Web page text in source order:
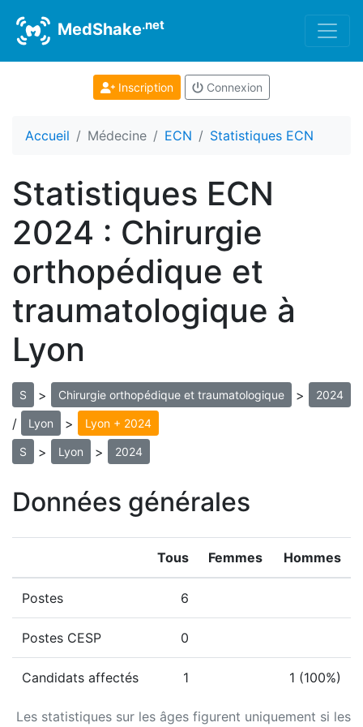
MedShake.net
Inscription Connexion
Accueil Médecine ECN Statistiques ECN
Statistiques ECN
2024 : Chirurgie
orthopédique et
traumatologique à
Lyon
S > Chirurgie orthopédique et traumatologique > 2024
/ Lyon > Lyon + 2024
S > Lyon > 2024
Données générales
Les statistiques sur les âges figurent uniquement si les
Tous Femmes Hommes
Postes 6
Postes CESP 0
Candidats affectés 1 1 (100%)